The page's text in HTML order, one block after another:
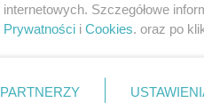
internetowych. Szczegółowe
Prywatności i Cookies. oraz po
PARTNERZY